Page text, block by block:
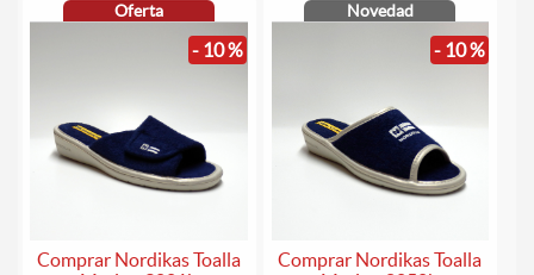
Oferta
- 10 %
Comprar Nordikas Toalla
Novedad
- 10 %
Comprar Nordikas Toalla